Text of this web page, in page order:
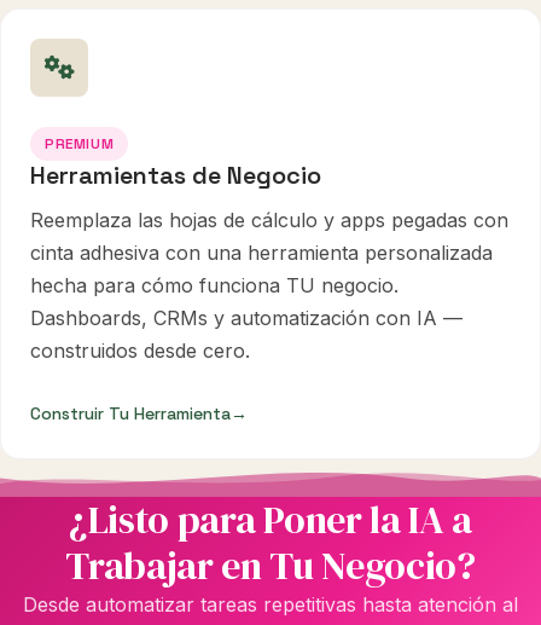
PREMIUM
Herramientas de Negocio
Reemplaza las hojas de cálculo y apps pegadas con
cinta adhesiva con una herramienta personalizada
hecha para cómo funciona TU negocio.
Dashboards, CRMs y automatización con IA —
construidos desde cero.
Construir Tu Herramienta→
¿Listo para Poner la IA a
Trabajar en Tu Negocio?
Desde automatizar tareas repetitivas hasta atención al